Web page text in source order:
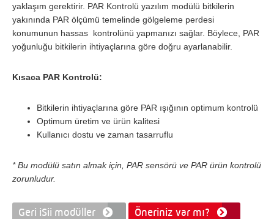
yaklaşım gerektirir. PAR Kontrolü yazılım modülü bitkilerin
yakınında PAR ölçümü temelinde gölgeleme perdesi
konumunun hassas kontrolünü yapmanızı sağlar. Böylece, PAR
yoğunluğu bitkilerin ihtiyaçlarına göre doğru ayarlanabilir.
Kısaca PAR Kontrolü:
Bitkilerin ihtiyaçlarına göre PAR ışığının optimum kontrolü
Optimum üretim ve ürün kalitesi
Kullanıcı dostu ve zaman tasarruflu
* Bu modülü satın almak için, PAR sensörü ve PAR ürün kontrolü
zorunludur.
Geri iSii modüller Öneriniz var mı?